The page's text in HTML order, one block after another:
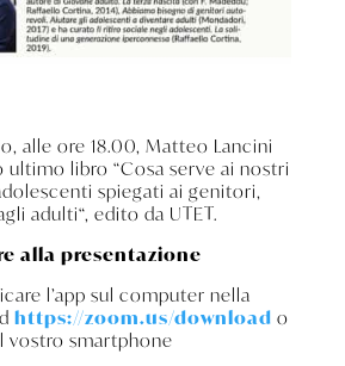
alle ore 18.00, Matteo Lancini
ultimo libro “Cosa serve ai nostri
spiegati ai genitori,
adulti“, edito da UTET.
alla presentazione
l’app sul computer nella
https://zoom.us/download o
vostro smartphone